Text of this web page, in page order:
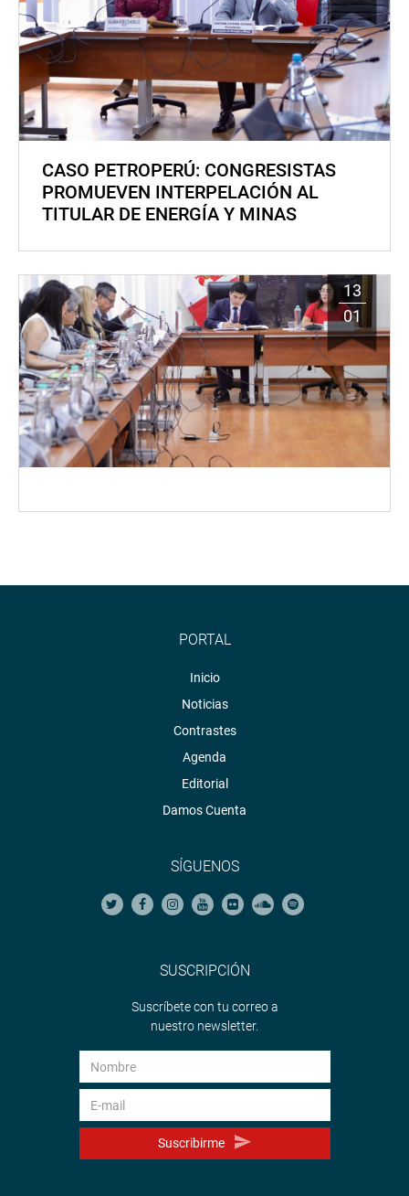
CASO PETROPERÚ: CONGRESISTAS
PROMUEVEN INTERPELACIÓN AL
TITULAR DE ENERGÍA Y MINAS
13
01
PORTAL
Inicio
Noticias
Contrastes
Agenda
Editorial
Damos Cuenta
SÍGUENOS
SUSCRIPCIÓN
Suscríbete con tu correo a
nuestro newsletter.
Suscribirme